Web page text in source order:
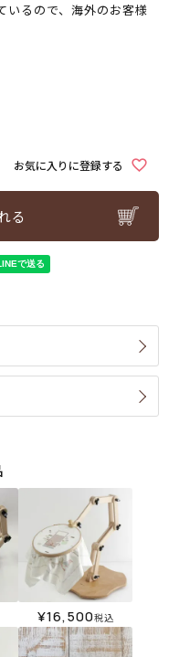
いるので、海外のお客様
お気に入りに登録する
る
¥16,500税込